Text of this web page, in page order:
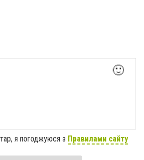
🙂
я погоджуюся з Правилами сайту